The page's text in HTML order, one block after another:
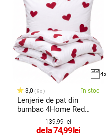
4x
3,0 9x în stoc
Lenjerie de pat din
bumbac 4Home Red
Hearts , 140139,99 lei
de la74,99lei